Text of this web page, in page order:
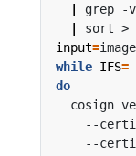
grep -v
input=
while IFS=
do
cosign
--
--